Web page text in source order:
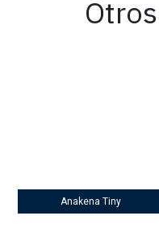
Anakena Tiny